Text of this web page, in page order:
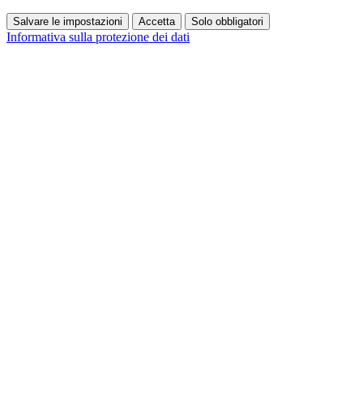
Salvare le impostazioni Accetta Solo obbligatori
Informativa sulla protezione dei dati